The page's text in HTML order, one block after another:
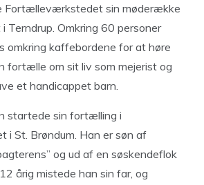
Fortælleværkstedet sin møderække
Terndrup. Omkring 60 personer
omkring kaffebordene for at høre
fortælle om sit liv som mejerist og
et handicappet barn.
startede sin fortælling i
i St. Brøndum. Han er søn af
og ud af en søskendeflok
årig mistede han sin far, og